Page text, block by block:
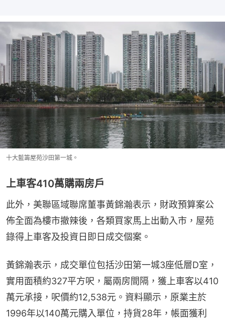
十大藍籌屋苑沙田第一城。
上車客410萬購兩房戶
此外，美聯區域聯席董事黃錦瀚表示，財政預算案公
佈全面為樓市撤辣後，各類買家馬上出動入市，屋苑
錄得上車客及投資日即日成交個案。
黃錦瀚表示，成交單位包括沙田第一城3座低層D室，
實用面積約327平方呎，屬兩房間隔，獲上車客以410
萬元承接，呎價約12,538元。資料顯示，原業主於
1996年以140萬元購入單位，持貨28年，帳面獲利